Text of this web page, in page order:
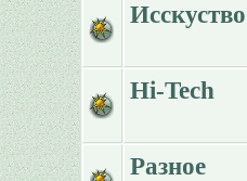
Исскуство
Hi-Tech
Разное